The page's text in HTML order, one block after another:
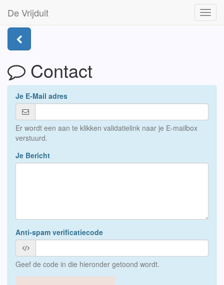
De Vrijduit
Contact
Je E-Mail adres
Er wordt een aan te klikken validatielink naar je E-mailbox
verstuurd.
Je Bericht
Anti-spam verificatiecode
Geef de code in die hieronder getoond wordt.